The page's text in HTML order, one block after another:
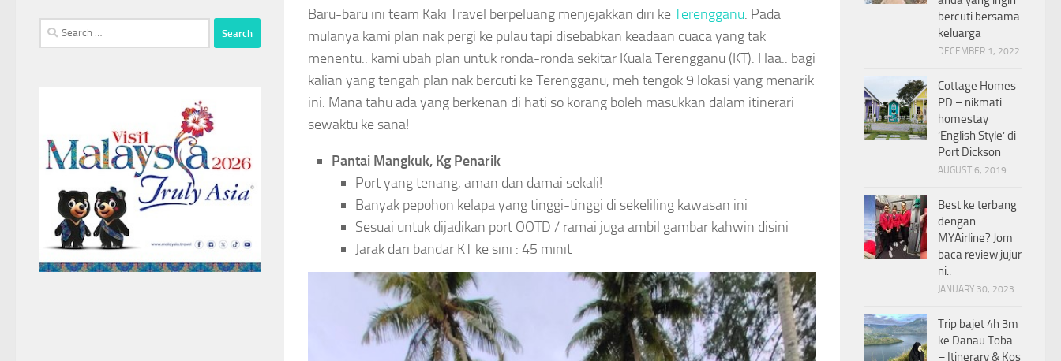
Baru-baru ini team Kaki Travel berpeluang menjejakkan diri keTerengganu. Pada
mulanya kami plan nak pergi ke pulau tapi disebabkan keadaan cuaca yang tak
menentu.. kami ubah plan untuk ronda-ronda sekitar Kuala Terengganu (KT). Haa.. bagi
kalian yang tengah plan nak bercuti ke Terengganu, meh tengok 9 lokasi yang menarik
ini. Mana tahu ada yang berkenan di hati so korang boleh masukkan dalam itinerari
sewaktu ke sana!
Pantai Mangkuk, Kg Penarik
Port yang tenang, aman dan damai sekali!
Banyak pepohon kelapa yang tinggi-tinggi di sekeliling kawasan ini
Sesuai untuk dijadikan port OOTD / ramai juga ambil gambar kahwin disini
Jarak dari bandar KT ke sini : 45 minit
Search
for:
bercuti bersama
keluarga
DECEMBER 1, 2022
Cottage Homes
PD – nikmati
homestay
‘English Style’ di
Port Dickson
AUGUST 6, 2019
Best ke terbang
dengan
MYAirline? Jom
baca review jujur
ni..
JANUARY 30, 2023
Trip bajet 4h 3m
ke Danau Toba
– Itinerary & Kos